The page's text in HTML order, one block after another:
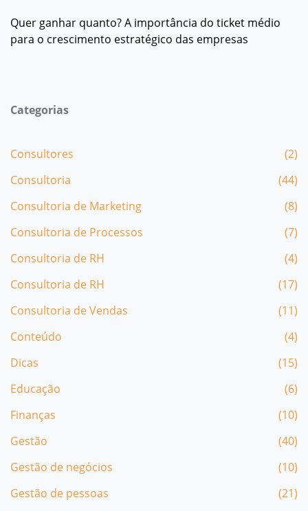
Quer ganhar quanto? A importância do ticket médio
para o crescimento estratégico das empresas
Categorias
Consultores
(2)
Consultoria
(44)
Consultoria de Marketing
(8)
Consultoria de Processos
(7)
Consultoria de RH
(4)
Consultoria de RH
(17)
Consultoria de Vendas
(11)
Conteúdo
(4)
Dicas
(15)
Educação
(6)
Finanças
(10)
Gestão
(40)
Gestão de negócios
(10)
Gestão de pessoas
(21)